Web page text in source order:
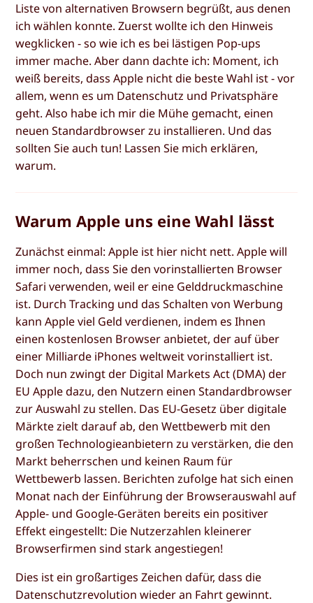
Liste von alternativen Browsern begrüßt, aus denen
ich wählen konnte. Zuerst wollte ich den Hinweis
wegklicken - so wie ich es bei lästigen Pop-ups
immer mache. Aber dann dachte ich: Moment, ich
weiß bereits, dass Apple nicht die beste Wahl ist - vor
allem, wenn es um Datenschutz und Privatsphäre
geht. Also habe ich mir die Mühe gemacht, einen
neuen Standardbrowser zu installieren. Und das
sollten Sie auch tun! Lassen Sie mich erklären,
warum.
Warum Apple uns eine Wahl lässt
Zunächst einmal: Apple ist hier nicht nett. Apple will
immer noch, dass Sie den vorinstallierten Browser
Safari verwenden, weil er eine Gelddruckmaschine
ist. Durch Tracking und das Schalten von Werbung
kann Apple viel Geld verdienen, indem es Ihnen
einen kostenlosen Browser anbietet, der auf über
einer Milliarde iPhones weltweit vorinstalliert ist.
Doch nun zwingt der Digital Markets Act (DMA) der
EU Apple dazu, den Nutzern einen Standardbrowser
zur Auswahl zu stellen. Das EU-Gesetz über digitale
Märkte zielt darauf ab, den Wettbewerb mit den
großen Technologieanbietern zu verstärken, die den
Markt beherrschen und keinen Raum für
Wettbewerb lassen. Berichten zufolge hat sich einen
Monat nach der Einführung der Browserauswahl auf
Apple- und Google-Geräten bereits ein positiver
Effekt eingestellt: Die Nutzerzahlen kleinerer
Browserfirmen sind stark angestiegen!
Dies ist ein großartiges Zeichen dafür, dass die
Datenschutzrevolution wieder an Fahrt gewinnt.